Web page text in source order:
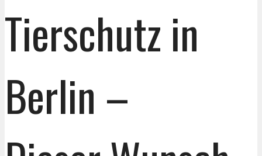
Tierschutz in
Berlin –